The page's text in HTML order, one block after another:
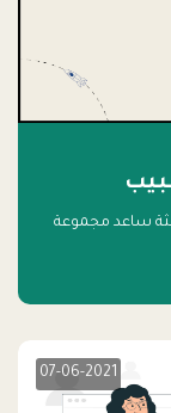
ساعد مجموعة
07-06-2021